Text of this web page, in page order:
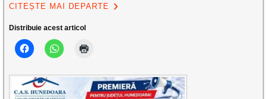
CITEȘTE MAI DEPARTE
Distribuie acest articol